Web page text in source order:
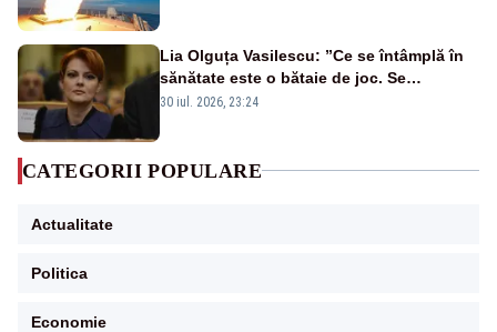
Lia Olguța Vasilescu: ”Ce se întâmplă în
sănătate este o bătaie de joc. Se
guvernează extraordinar de prost”
30 iul. 2026, 23:24
CATEGORII POPULARE
Actualitate
Politica
Economie